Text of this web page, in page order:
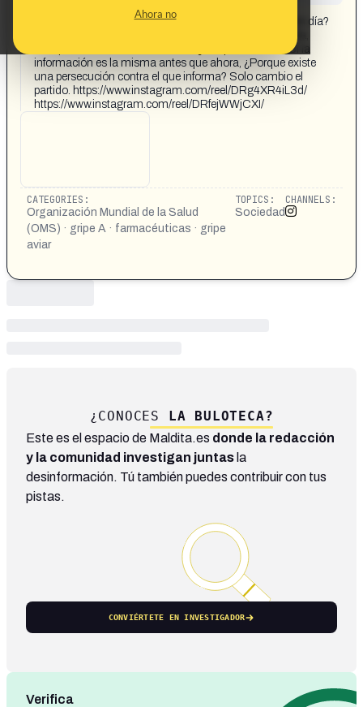
Ahora no
Iñaki Gabilondo ¿Que etiqueta te habrían puesto hoy en día?
conspiranoico o desinformación. ¿Porque ahora sí? Si la
información es la misma antes que ahora, ¿Porque existe
una persecución contra el que informa? Solo cambio el
partido. https://www.instagram.com/reel/DRg4XR4iL3d/
https://www.instagram.com/reel/DRfejWWjCXI/
CATEGORIES:
Organización Mundial de la Salud
(OMS) · gripe A · farmacéuticas · gripe
aviar
TOPICS:
Sociedad
CHANNELS:
¿CONOCES LA BULOTECA?
Este es el espacio de Maldita.es donde la redacción
y la comunidad investigan juntas la
desinformación. Tú también puedes contribuir con tus
pistas.
CONVIÉRTETE EN INVESTIGADOR
Verifica